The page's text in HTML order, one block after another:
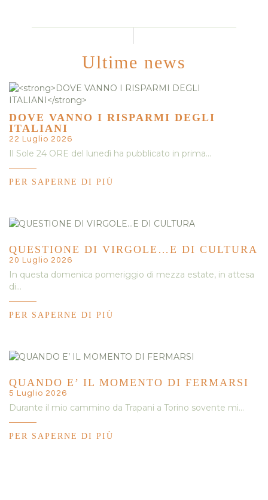
Ultime news
DOVE VANNO I RISPARMI DEGLI
ITALIANI
22 Luglio 2026
Il Sole 24 ORE del lunedì ha pubblicato in prima…
PER SAPERNE DI PIÙ
QUESTIONE DI VIRGOLE…E DI CULTURA
20 Luglio 2026
In questa domenica pomeriggio di mezza estate, in attesa
di…
PER SAPERNE DI PIÙ
QUANDO E’ IL MOMENTO DI FERMARSI
5 Luglio 2026
Durante il mio cammino da Trapani a Torino sovente mi…
PER SAPERNE DI PIÙ